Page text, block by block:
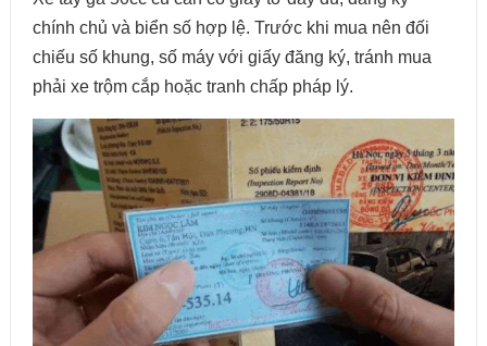
chính chủ và biển số hợp lệ. Trước khi mua nên đối
chiếu số khung, số máy với giấy đăng ký, tránh mua
phải xe trộm cắp hoặc tranh chấp pháp lý.